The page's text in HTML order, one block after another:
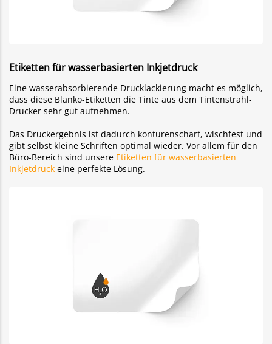
Etiketten für wasserbasierten Inkjetdruck
Eine wasserabsorbierende Drucklackierung macht es möglich,
dass diese Blanko-Etiketten die Tinte aus dem Tintenstrahl-
Drucker sehr gut aufnehmen.
Das Druckergebnis ist dadurch konturenscharf, wischfest und
gibt selbst kleine Schriften optimal wieder. Vor allem für den
Büro-Bereich sind unsere Etiketten für wasserbasierten
Inkjetdruck eine perfekte Lösung.